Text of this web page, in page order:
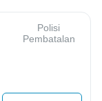
Polisi
Pembatalan